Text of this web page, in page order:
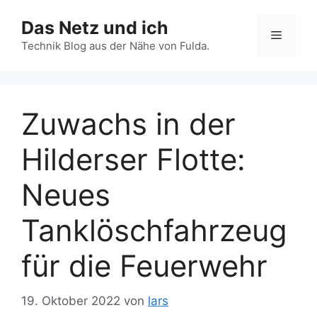
Inhalt
springen
Das Netz und ich
Technik Blog aus der Nähe von Fulda.
Menü
Zuwachs in der
Hilderser Flotte:
Neues
Tanklöschfahrzeug
für die Feuerwehr
19. Oktober 2022 von lars